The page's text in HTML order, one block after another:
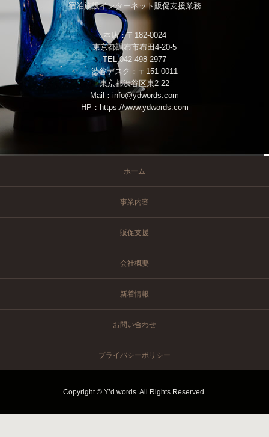
宿泊施設インターネット販促支援業務
本店：〒182-0024
東京都調布市布田4-20-5
TEL.042-498-2977
渋谷デスク：〒151-0011
東京都渋谷区東2-22
Mail： info@ydwords.com
HP： https://www.ydwords.com
ホーム
事業内容
販促支援
会社概要
新着情報
お問い合わせ
プライバシーポリシー
Copyright © Y’d words. All Rights Reserved.